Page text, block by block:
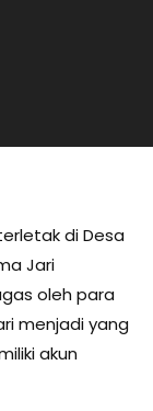
di Desa
Jari
oleh para
menjadi yang
akun